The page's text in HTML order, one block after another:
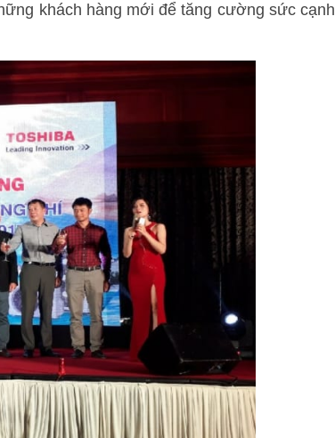
khách hàng mới để tăng cường sức cạnh